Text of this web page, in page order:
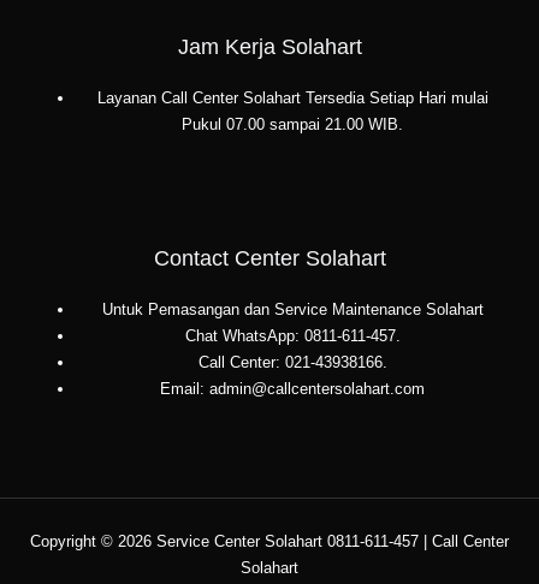
Jam Kerja Solahart
Layanan Call Center Solahart Tersedia Setiap Hari mulai
Pukul 07.00 sampai 21.00 WIB.
Contact Center Solahart
Untuk Pemasangan dan Service Maintenance Solahart
Chat WhatsApp: 0811-611-457.
Call Center: 021-43938166.
Email: admin@callcentersolahart.com
Copyright © 2026 Service Center Solahart 0811-611-457 | Call Center
Solahart